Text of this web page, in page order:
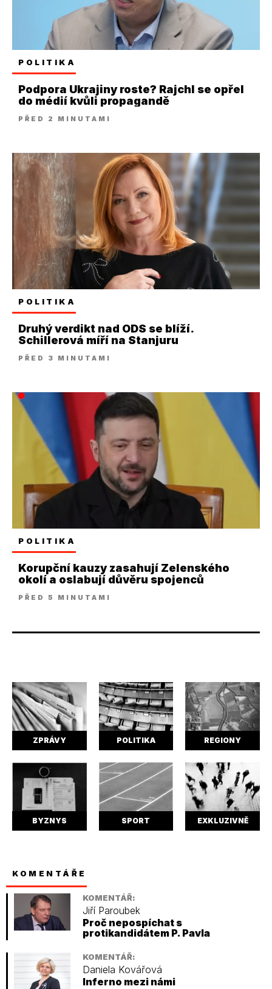
POLITIKA
Podpora Ukrajiny roste? Rajchl se opřel
do médií kvůli propagandě
PŘED 2 MINUTAMI
POLITIKA
Druhý verdikt nad ODS se blíží.
Schillerová míří na Stanjuru
PŘED 3 MINUTAMI
POLITIKA
Korupční kauzy zasahují Zelenského
okolí a oslabují důvěru spojenců
PŘED 5 MINUTAMI
ZPRÁVY POLITIKA REGIONY
BYZNYS SPORT EXKLUZIVNĚ
KOMENTÁŘE
KOMENTÁŘ:
Jiří Paroubek
Proč nepospíchat s
protikandidátem P. Pavla
KOMENTÁŘ:
Daniela Kovářová
Inferno mezi námi